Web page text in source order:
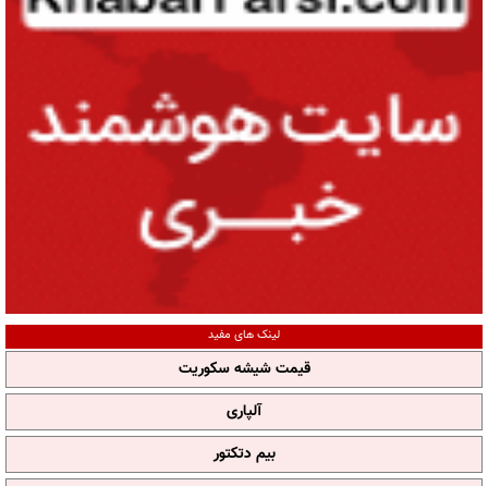
لینک های مفید
قیمت شیشه سکوریت
آلپاری
بیم دتکتور